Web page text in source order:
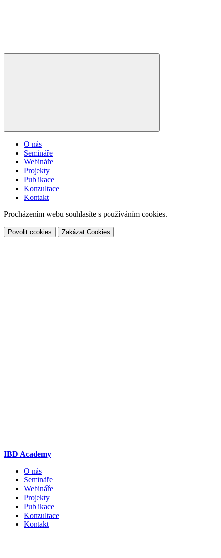
O nás
Semináře
Webináře
Projekty
Publikace
Konzultace
Kontakt
Procházením webu souhlasíte s používáním cookies.
Povolit cookies Zakázat Cookies
IBD Academy
O nás
Semináře
Webináře
Projekty
Publikace
Konzultace
Kontakt